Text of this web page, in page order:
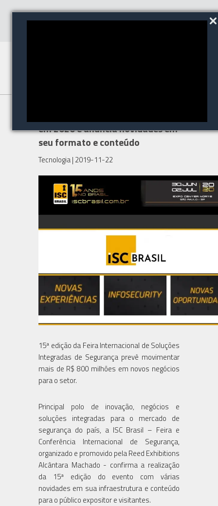
em 2020 e anuncia novidades em
seu formato e conteúdo
Tecnologia| 2019-11-22
15ª edição da Feira Internacional de Soluções
Integradas de Segurança prevê movimentar
mais de R$ 800 milhões em novos negócios
para o setor.
Principal polo de inovação, negócios e
soluções integradas para o mercado de
segurança do país, a ISC Brasil – Feira e
Conferência Internacional de Segurança,
organizado e promovido pela Reed Exhibitions
Alcântara Machado - confirma a realização
da 15ª edição do evento com várias
novidades em sua infraestrutura e conteúdo
para o público expositor e visitantes.